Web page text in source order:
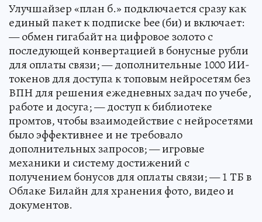
Улучшайзер «план б.» подключается сразу как
единый пакет к подписке bee (би) и включает:
— обмен гигабайт на цифровое золото с
последующей конвертацией в бонусные рубли
для оплаты связи; — дополнительные 1000 ИИ-
токенов для доступа к топовым нейросетям без
ВПН для решения ежедневных задач по учебе,
работе и досуга; — доступ к библиотеке
промтов, чтобы взаимодействие с нейросетями
было эффективнее и не требовало
дополнительных запросов; — игровые
механики и систему достижений с
получением бонусов для оплаты связи; — 1 ТБ в
Облаке Билайн для хранения фото, видео и
документов.